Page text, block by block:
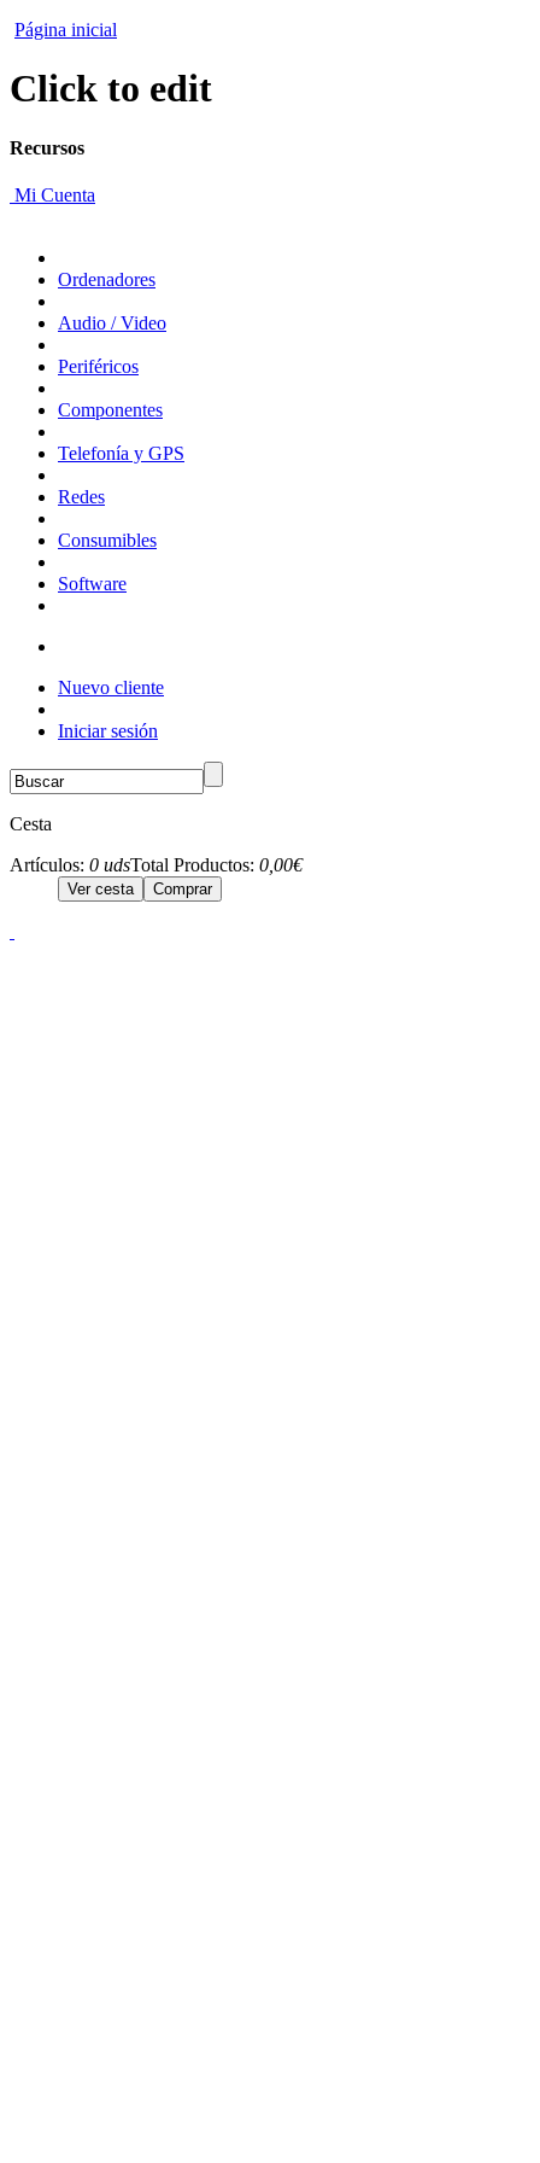
Página inicial
Click to edit
Recursos
Mi Cuenta
Ordenadores
Audio / Video
Periféricos
Componentes
Telefonía y GPS
Redes
Consumibles
Software
Nuevo cliente
Iniciar sesión
Cesta
Artículos: 0 udsTotal Productos: 0,00€